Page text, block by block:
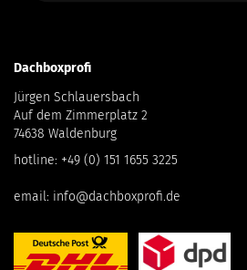
Dachboxprofi
Jürgen Schlauersbach
Auf dem Zimmerplatz 2
74638 Waldenburg
hotline: +49 (0) 151 1655 3225
email: info@dachboxprofi.de